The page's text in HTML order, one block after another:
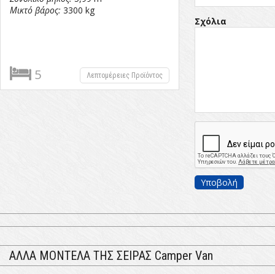
Μικτό βάρος: 3300 kg
5 Λεπτομέρειες Προϊόντος
Προϊόν
Σχόλια
ΑΛΛΑ ΜΟΝΤΕΛΑ ΤΗΣ ΣΕΙΡΑΣ Camper Van